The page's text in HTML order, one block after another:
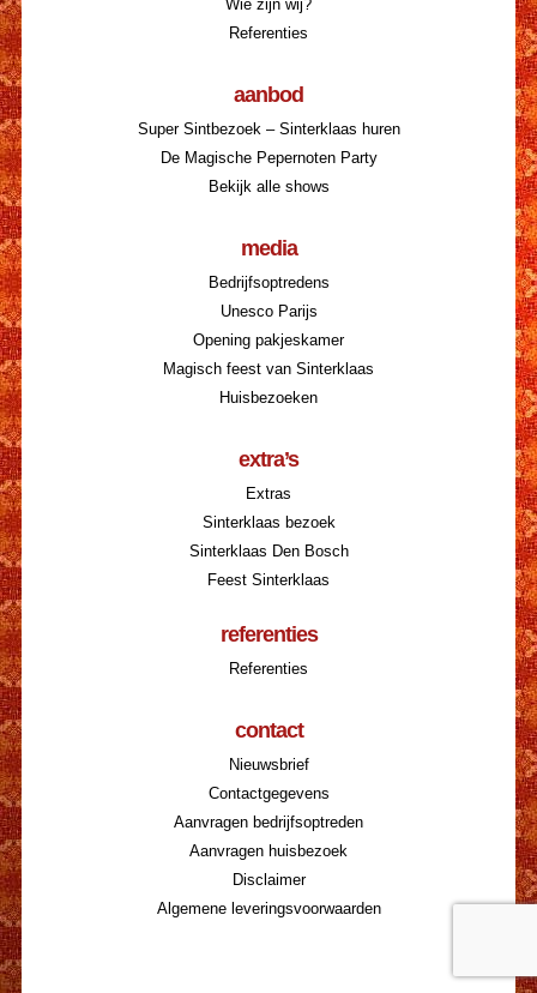
Wie zijn wij?
Referenties
aanbod
Super Sintbezoek – Sinterklaas huren
De Magische Pepernoten Party
Bekijk alle shows
media
Bedrijfsoptredens
Unesco Parijs
Opening pakjeskamer
Magisch feest van Sinterklaas
Huisbezoeken
extra’s
Extras
Sinterklaas bezoek
Sinterklaas Den Bosch
Feest Sinterklaas
referenties
Referenties
contact
Nieuwsbrief
Contactgegevens
Aanvragen bedrijfsoptreden
Aanvragen huisbezoek
Disclaimer
Algemene leveringsvoorwaarden